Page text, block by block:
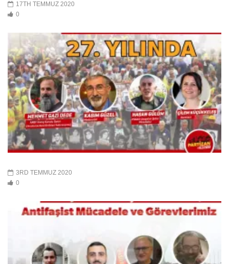
17TH TEMMUZ 2020
0
3RD TEMMUZ 2020
0